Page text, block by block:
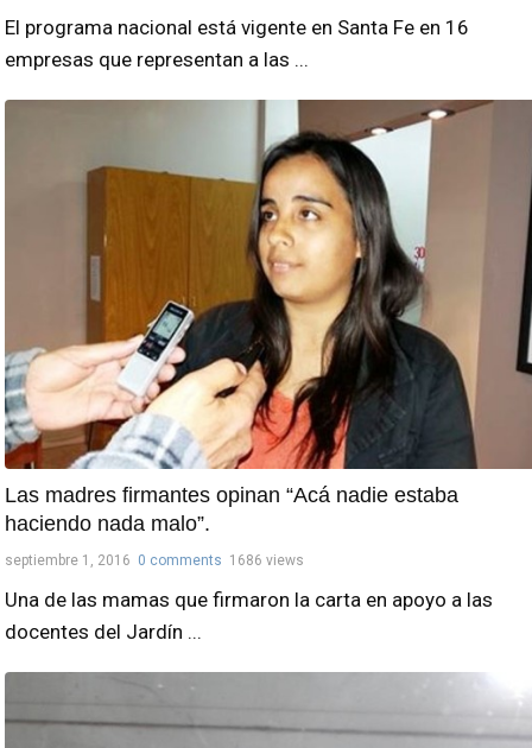
El programa nacional está vigente en Santa Fe en 16
empresas que representan a las ...
Las madres firmantes opinan “Acá nadie estaba
haciendo nada malo”.
septiembre 1, 2016 0 comments 1686 views
Una de las mamas que firmaron la carta en apoyo a las
docentes del Jardín ...